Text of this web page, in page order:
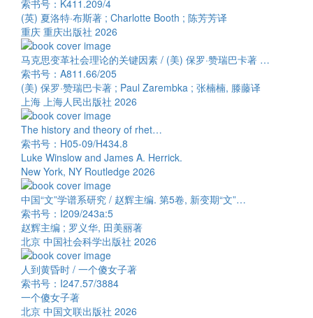
索书号：K411.209/4
(英) 夏洛特·布斯著 ; Charlotte Booth ; 陈芳芳译
重庆 重庆出版社 2026
马克思变革社会理论的关键因素 / (美) 保罗·赞瑞巴卡著 …
索书号：A811.66/205
(美) 保罗·赞瑞巴卡著 ; Paul Zarembka ; 张楠楠, 滕藤译
上海 上海人民出版社 2026
The history and theory of rhet…
索书号：H05-09/H434.8
Luke Winslow and James A. Herrick.
New York, NY Routledge 2026
中国“文”学谱系研究 / 赵辉主编. 第5卷, 新变期“文”…
索书号：I209/243a:5
赵辉主编 ; 罗义华, 田美丽著
北京 中国社会科学出版社 2026
人到黄昏时 / 一个傻女子著
索书号：I247.57/3884
一个傻女子著
北京 中国文联出版社 2026